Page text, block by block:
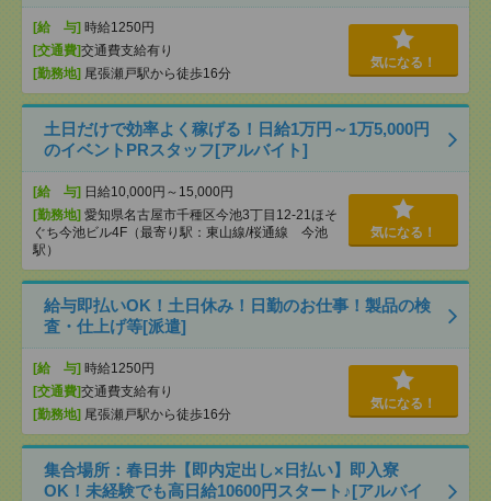
[給 与] 時給1250円
[交通費]交通費支給有り
[勤務地] 尾張瀬戸駅から徒歩16分
気になる！
土日だけで効率よく稼げる！日給1万円～1万5,000円
のイベントPRスタッフ[アルバイト]
[給 与] 日給10,000円～15,000円
[勤務地] 愛知県名古屋市千種区今池3丁目12-21ほそ
ぐち今池ビル4F（最寄り駅：東山線/桜通線 今池
駅）
気になる！
給与即払いOK！土日休み！日勤のお仕事！製品の検
査・仕上げ等[派遣]
[給 与] 時給1250円
[交通費]交通費支給有り
[勤務地] 尾張瀬戸駅から徒歩16分
気になる！
集合場所：春日井【即内定出し×日払い】即入寮
OK！未経験でも高日給10600円スタート♪[アルバイ